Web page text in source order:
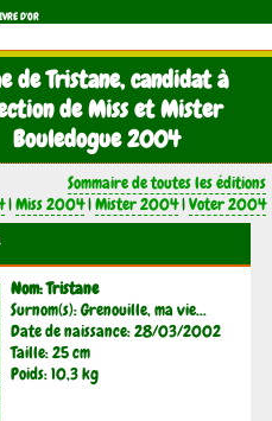
D'OR
de Tristane, candidat à
de Miss et Mister
Bouledogue 2004
Sommaire de toutes les éditions
|Miss 2004|Mister 2004|Voter 2004
Nom: Tristane
Surnom(s): Grenouille, ma vie...
Date de naissance: 28/03/2002
Taille: 25 cm
Poids: 10,3 kg